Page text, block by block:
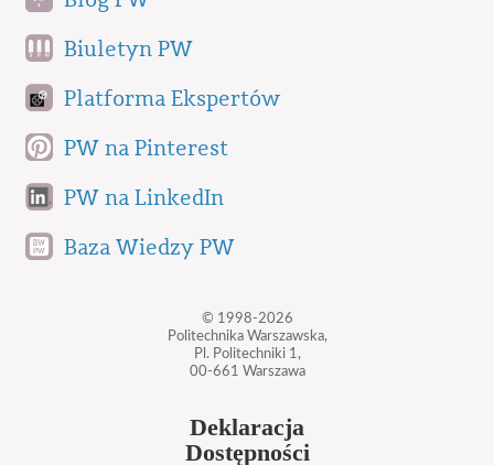
Biuletyn PW
Platforma Ekspertów
PW na Pinterest
PW na LinkedIn
Baza Wiedzy PW
© 1998-2026
Politechnika Warszawska,
Pl. Politechniki 1,
00-661 Warszawa
Deklaracja
Dostępności